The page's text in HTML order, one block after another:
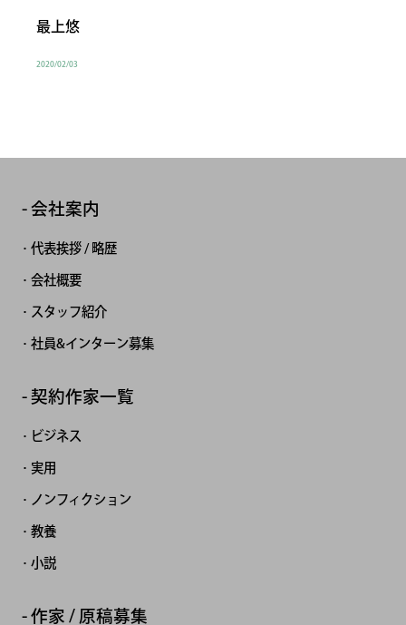
最上悠
2020/02/03
会社案内
代表挨拶 / 略歴
会社概要
スタッフ紹介
社員&インターン募集
契約作家一覧
ビジネス
実用
ノンフィクション
教養
小説
作家 / 原稿募集